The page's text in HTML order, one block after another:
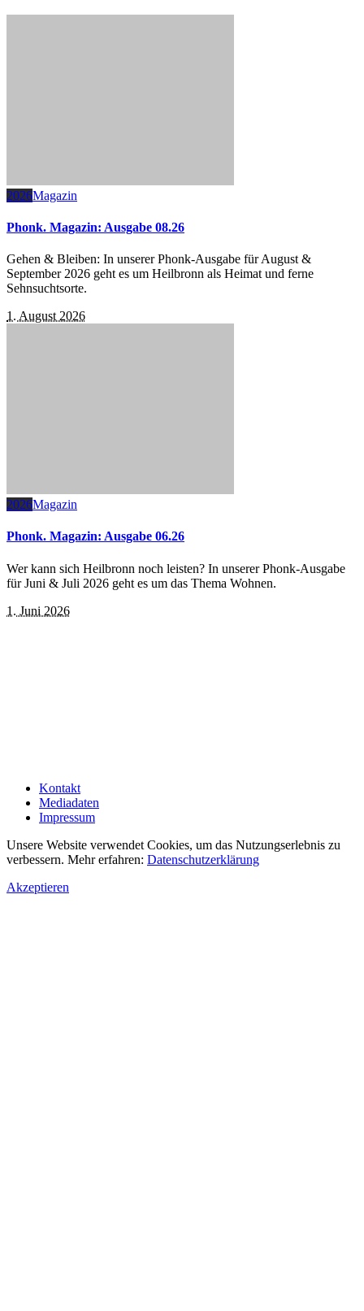
2026Magazin
Phonk. Magazin: Ausgabe 08.26
Gehen & Bleiben: In unserer Phonk-Ausgabe für August &
September 2026 geht es um Heilbronn als Heimat und ferne
Sehnsuchtsorte.
1. August 2026
2026Magazin
Phonk. Magazin: Ausgabe 06.26
Wer kann sich Heilbronn noch leisten? In unserer Phonk-Ausgabe
für Juni & Juli 2026 geht es um das Thema Wohnen.
1. Juni 2026
Kontakt
Mediadaten
Impressum
Unsere Website verwendet Cookies, um das Nutzungserlebnis zu
verbessern. Mehr erfahren: Datenschutzerklärung
Akzeptieren